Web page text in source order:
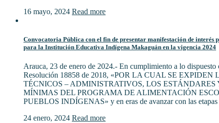
16 mayo, 2024 Read more
Convocatoria Pública con el fin de presentar manifestación de interés
para la Institución Educativa Indígena Makaguán en la vigencia 2024
Arauca, 23 de enero de 2024.- En cumplimiento a lo dispuesto
Resolución 18858 de 2018, «POR LA CUAL SE
TÉCNICOS – ADMINISTRATIVOS, LOS ESTÁNDARES
MÍNIMAS DEL PROGRAMA DE ALIMENTACIÓN
PUEBLOS INDÍGENAS» y en eras de avanzar con las etapas
24 enero, 2024 Read more